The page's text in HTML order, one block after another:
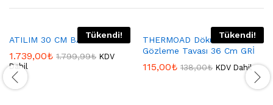
Tükendi!
ATILIM 30 CM BALIK TAVASI
1.739,00₺ 1.799,99₺ KDV
Dahil
Tükendi!
THERMOAD Döküm Granit
Gözleme Tavası 36 Cm GRİ
115,00₺ 138,00₺ KDV Dahil